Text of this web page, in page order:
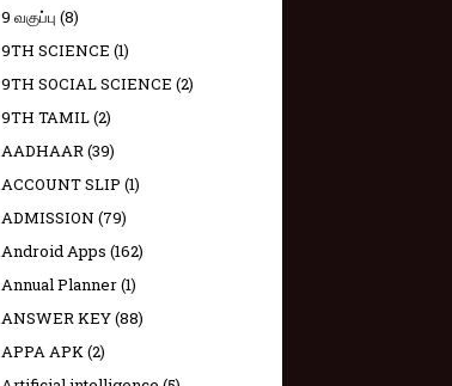
9 வகுப்பு (8)
9TH SCIENCE (1)
9TH SOCIAL SCIENCE (2)
9TH TAMIL(2)
AADHAAR(39)
ACCOUNT SLIP (1)
ADMISSION (79)
Android Apps (162)
Annual Planner(1)
ANSWER KEY(88)
APPA APK(2)